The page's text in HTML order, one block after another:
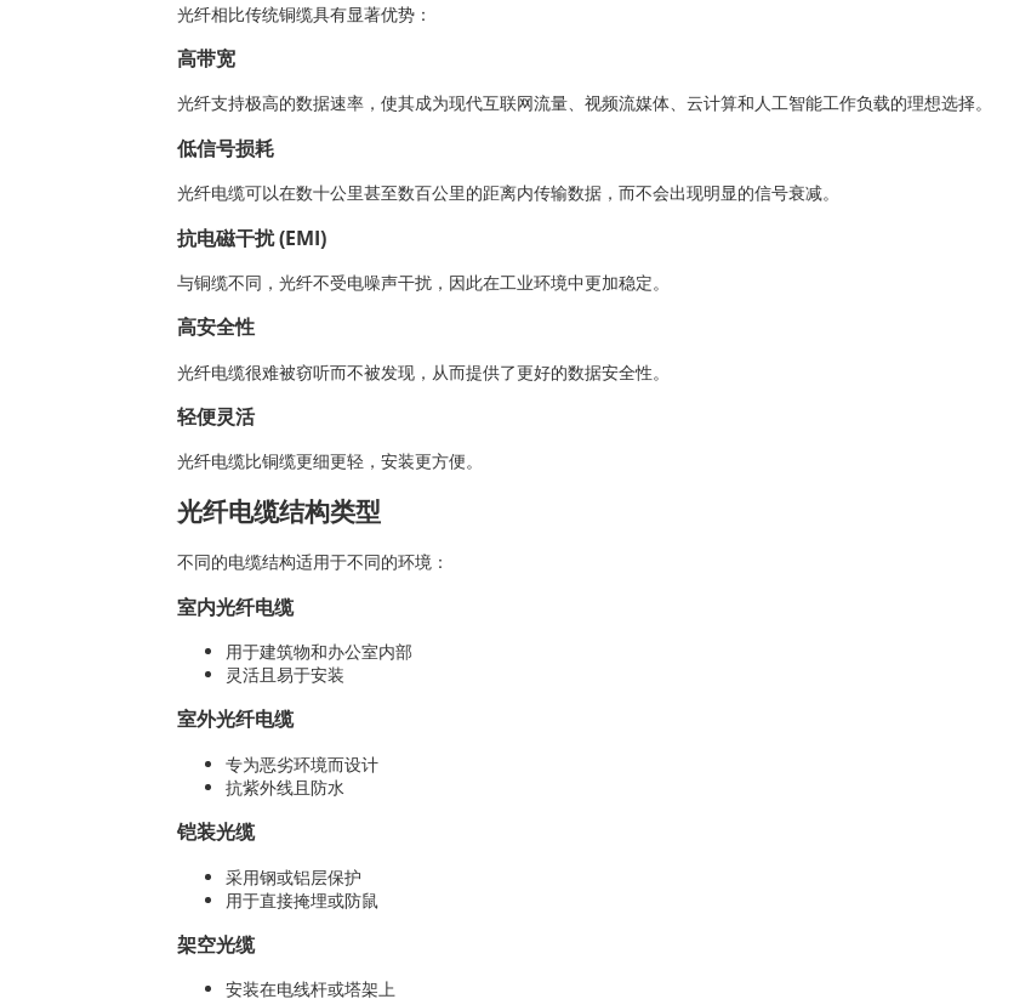
光纤相比传统铜缆具有显著优势：
高带宽
光纤支持极高的数据速率，使其成为现代互联网流量、视频流媒体、云计算和人工智能工作负载的理想选择。
低信号损耗
光纤电缆可以在数十公里甚至数百公里的距离内传输数据，而不会出现明显的信号衰减。
抗电磁干扰 (EMI)
与铜缆不同，光纤不受电噪声干扰，因此在工业环境中更加稳定。
高安全性
光纤电缆很难被窃听而不被发现，从而提供了更好的数据安全性。
轻便灵活
光纤电缆比铜缆更细更轻，安装更方便。
光纤电缆结构类型
不同的电缆结构适用于不同的环境：
室内光纤电缆
用于建筑物和办公室内部
灵活且易于安装
室外光纤电缆
专为恶劣环境而设计
抗紫外线且防水
铠装光缆
采用钢或铝层保护
用于直接掩埋或防鼠
架空光缆
安装在电线杆或塔架上